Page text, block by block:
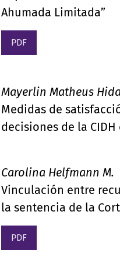
Ahumada Limitada”
PDF
Mayerlin Matheus
Medidas de
decisiones de la
Carolina Helfmann M.
Vinculación entre
la sentencia de la
PDF